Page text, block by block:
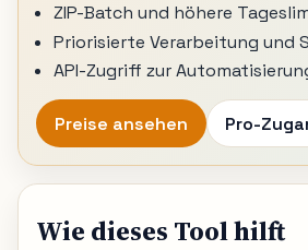
ZIP-Batch und höhere
Priorisierte Verarbeitung und
API-Zugriff zur
Preise ansehen Pro-
Wie dieses Tool hilft